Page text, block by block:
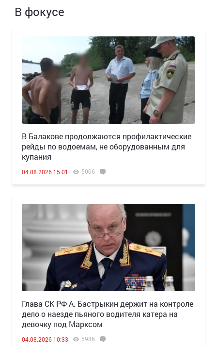
В фокусе
В Балакове продолжаются профилактические
рейды по водоемам, не оборудованным для
купания
04.08.2026 15:01 5006
Глава СК РФ А. Бастрыкин держит на контроле
дело о наезде пьяного водителя катера на
девочку под Марксом
04.08.2026 10:33 5986